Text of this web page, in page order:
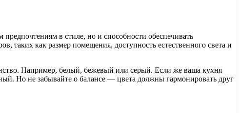
в стиле, но и способности обеспечивать
таких как размер помещения, доступность естественного света и
Например, белый, бежевый или серый. Если же ваша кухня
Но не забывайте о балансе — цвета должны гармонировать друг